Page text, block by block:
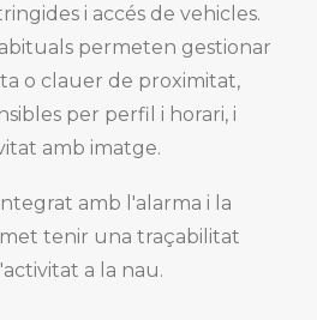
i accés de vehicles.
permeten gestionar
o clauer de proximitat,
per perfil i horari, i
amb imatge.
amb l'alarma i la
tenir una traçabilitat
a la nau.